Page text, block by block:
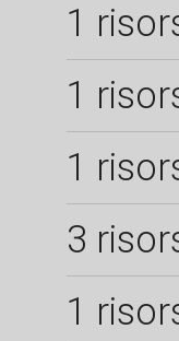
1
1
1
3
1